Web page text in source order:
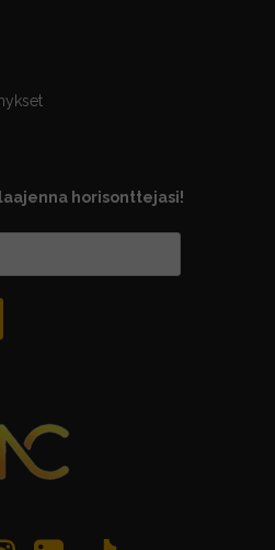
horisonttejasi!